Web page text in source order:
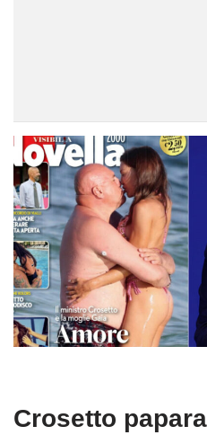
Crosetto